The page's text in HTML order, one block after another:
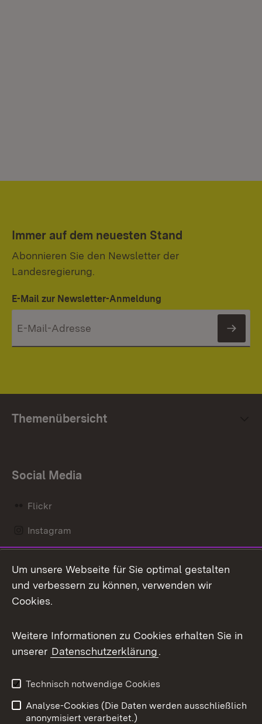
Immer auf dem neuesten Stand
Abonnieren Sie den Newsletter der
Landesregierung.
E-Mail zur Newsletter-Anmeldung
Themenübersicht
Social Media
Flickr
Instagram
Mastodon
Messenger
Social Wall
X / Twitter
Youtube
Um unsere Webseite für Sie optimal gestalten
und verbessern zu können, verwenden wir
Cookies.
Weitere Informationen zu Cookies erhalten Sie in
unserer Datenschutzerklärung.
Technisch notwendige Cookies
Analyse-Cookies (Die Daten werden ausschließlich
anonymisiert verarbeitet.)